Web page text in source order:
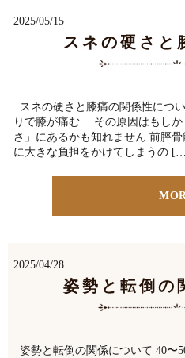
2025/05/15
スネの硬さと
スネの硬さと膝痛の関係性につ
りで膝が痛む… その原因はもし
さ」にあるかも知れません 前脛
に大きな負担をかけてしまうの
2025/04/28
姿勢と転倒の
姿勢と転倒の関係について 40〜